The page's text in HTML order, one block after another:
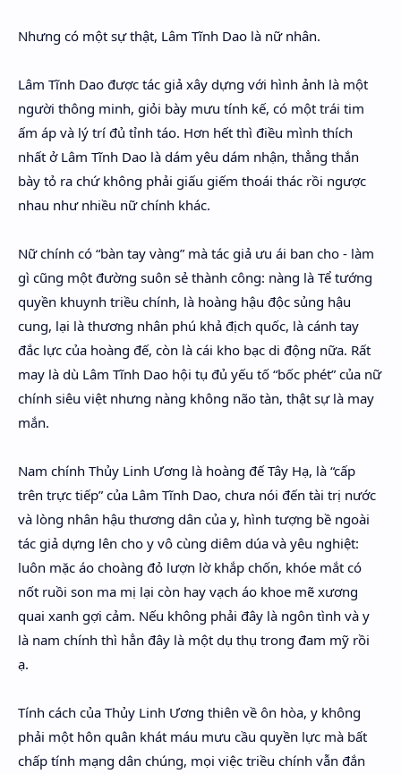
Nhưng có một sự thật, Lâm Tĩnh Dao là nữ nhân.
Lâm Tĩnh Dao được tác giả xây dựng với hình ảnh là một
người thông minh, giỏi bày mưu tính kế, có một trái tim
ấm áp và lý trí đủ tỉnh táo. Hơn hết thì điều mình thích
nhất ở Lâm Tĩnh Dao là dám yêu dám nhận, thẳng thắn
bày tỏ ra chứ không phải giấu giếm thoái thác rồi ngược
nhau như nhiều nữ chính khác.
Nữ chính có “bàn tay vàng” mà tác giả ưu ái ban cho - làm
gì cũng một đường suôn sẻ thành công: nàng là Tể tướng
quyền khuynh triều chính, là hoàng hậu độc sủng hậu
cung, lại là thương nhân phú khả địch quốc, là cánh tay
đắc lực của hoàng đế, còn là cái kho bạc di động nữa. Rất
may là dù Lâm Tĩnh Dao hội tụ đủ yếu tố “bốc phét” của nữ
chính siêu việt nhưng nàng không não tàn, thật sự là may
mắn.
Nam chính Thủy Linh Ương là hoàng đế Tây Hạ, là “cấp
trên trực tiếp” của Lâm Tĩnh Dao, chưa nói đến tài trị nước
và lòng nhân hậu thương dân của y, hình tượng bề ngoài
tác giả dựng lên cho y vô cùng diêm dúa và yêu nghiệt:
luôn mặc áo choàng đỏ lượn lờ khắp chốn, khóe mắt có
nốt ruồi son ma mị lại còn hay vạch áo khoe mẽ xương
quai xanh gợi cảm. Nếu không phải đây là ngôn tình và y
là nam chính thì hẳn đây là một dụ thụ trong đam mỹ rồi
ạ.
Tính cách của Thủy Linh Ương thiên về ôn hòa, y không
phải một hôn quân khát máu mưu cầu quyền lực mà bất
chấp tính mạng dân chúng, mọi việc triều chính vẫn đắn